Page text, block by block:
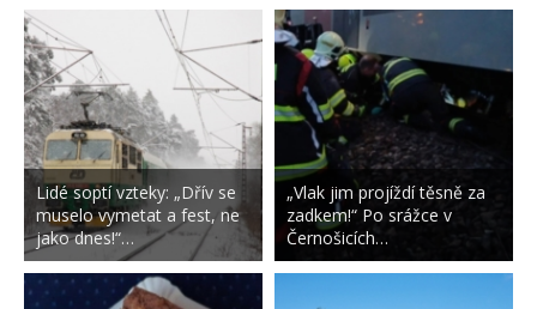
Lidé soptí vzteky: „Dřív se
muselo vymetat a fest, ne
jako dnes!“…
„Vlak jim projíždí těsně za
zadkem!“ Po srážce v
Černošicích…